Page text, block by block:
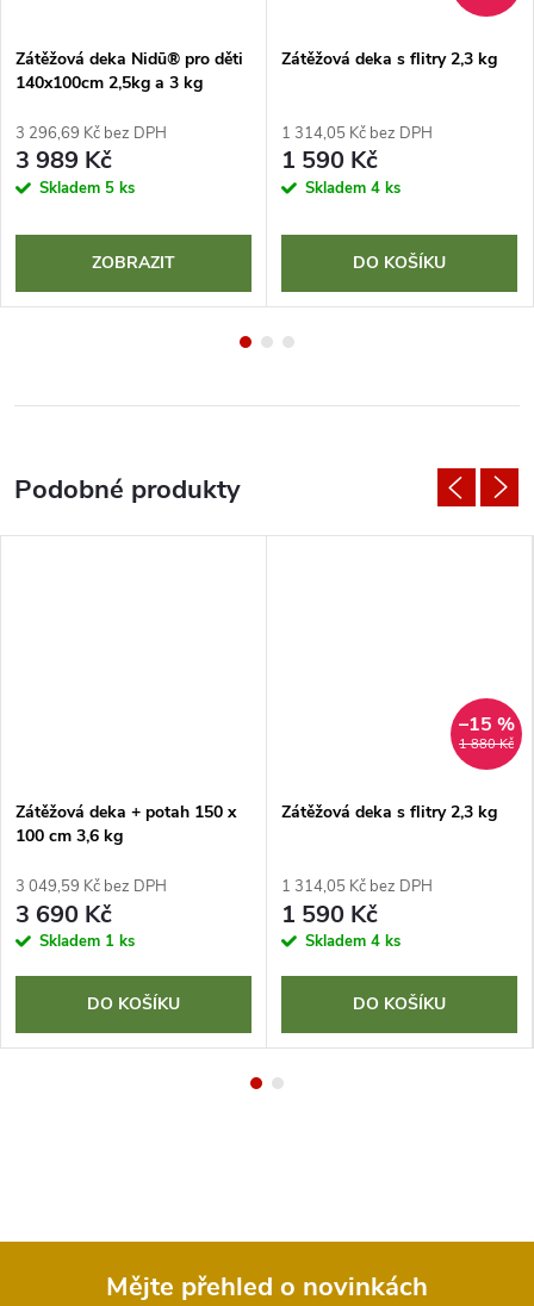
Zátěžová deka Nidū® pro děti
140x100cm 2,5kg a 3 kg
3 296,69 Kč bez DPH
3 989 Kč
Skladem 5 ks
ZOBRAZIT
Zátěžová deka s flitry 2,3 kg
1 314,05 Kč bez DPH
1 590 Kč
Skladem 4 ks
DO KOŠÍKU
Zátěžová deka + potah 150 x
100 cm 3,6 kg
3 049,59 Kč bez DPH
3 690 Kč
Skladem 1 ks
DO KOŠÍKU
1 880 Kč
–15 %
Zátěžová deka s flitry 2,3 kg
1 314,05 Kč bez DPH
1 590 Kč
Skladem 4 ks
DO KOŠÍKU
Mějte přehled o novinkách